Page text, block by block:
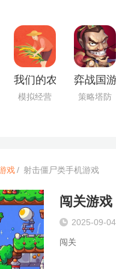
新版
我们的农院红包版
模拟经营
弈战国
策略塔防
戏/ 射击僵尸类手机游戏
闯关游戏
2025-09-04
闯关